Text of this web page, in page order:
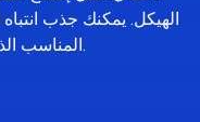
الهيكل. يمكنك جذب
المناسب الذي يمثل ما تقدمه للعملاء.